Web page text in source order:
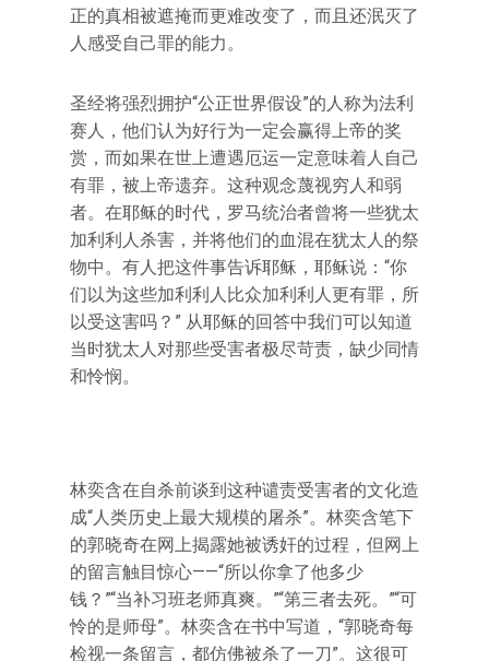
正的真相被遮掩而更难改变了，而且还泯灭了
人感受自己罪的能力。
圣经将强烈拥护“公正世界假设”的人称为法利
赛人，他们认为好行为一定会赢得上帝的奖
赏，而如果在世上遭遇厄运一定意味着人自己
有罪，被上帝遗弃。这种观念蔑视穷人和弱
者。在耶稣的时代，罗马统治者曾将一些犹太
加利利人杀害，并将他们的血混在犹太人的祭
物中。有人把这件事告诉耶稣，耶稣说：“你
们以为这些加利利人比众加利利人更有罪，所
以受这害吗？” 从耶稣的回答中我们可以知道
当时犹太人对那些受害者极尽苛责，缺少同情
和怜悯。
林奕含在自杀前谈到这种谴责受害者的文化造
成“人类历史上最大规模的屠杀”。林奕含笔下
的郭晓奇在网上揭露她被诱奸的过程，但网上
的留言触目惊心——“所以你拿了他多少
钱？”“当补习班老师真爽。”“第三者去死。”“可
怜的是师母”。林奕含在书中写道，“郭晓奇每
检视一条留言，都仿佛被杀了一刀”。这很可